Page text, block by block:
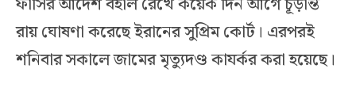
রায় ঘোষণা করেছে ইরানের সুপ্রিম কোর্ট। এরপরই
শনিবার সকালে জামের মৃত্যুদণ্ড কাযর্কর করা হয়েছে।